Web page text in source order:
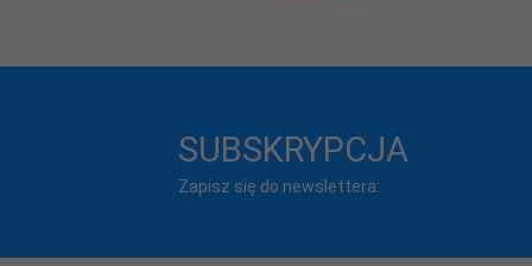
SUBSKRYPCJA
Zapisz się do newslettera: